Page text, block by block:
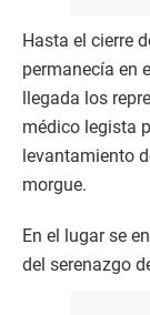
Hasta el cierre
permanecía en
llegada los
médico legista
levantamiento
morgue.
En el lugar se
del serenazgo